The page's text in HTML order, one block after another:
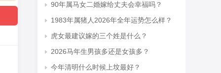
90年属马女二婚嫁给丈夫会幸福吗？
1983年属猪人2026年全年运势怎么样？
虎女最建议嫁的三个姓是什么？
2026马年生男孩多还是女孩多？
今年清明什么时候上坟最好？